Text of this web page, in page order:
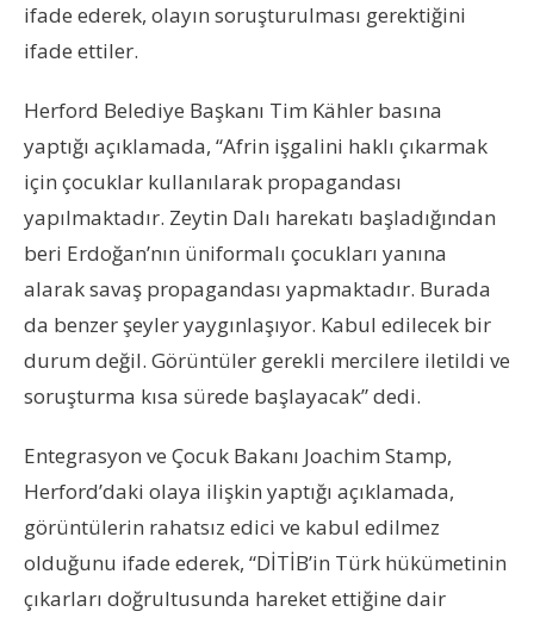
ifade ederek, olayın soruşturulması gerektiğini
ifade ettiler.
Herford Belediye Başkanı Tim Kähler basına
yaptığı açıklamada, “Afrin işgalini haklı çıkarmak
için çocuklar kullanılarak propagandası
yapılmaktadır. Zeytin Dalı harekatı başladığından
beri Erdoğan’nın üniformalı çocukları yanına
alarak savaş propagandası yapmaktadır. Burada
da benzer şeyler yaygınlaşıyor. Kabul edilecek bir
durum değil. Görüntüler gerekli mercilere iletildi ve
soruşturma kısa sürede başlayacak” dedi.
Entegrasyon ve Çocuk Bakanı Joachim Stamp,
Herford’daki olaya ilişkin yaptığı açıklamada,
görüntülerin rahatsız edici ve kabul edilmez
olduğunu ifade ederek, “DİTİB’in Türk hükümetinin
çıkarları doğrultusunda hareket ettiğine dair